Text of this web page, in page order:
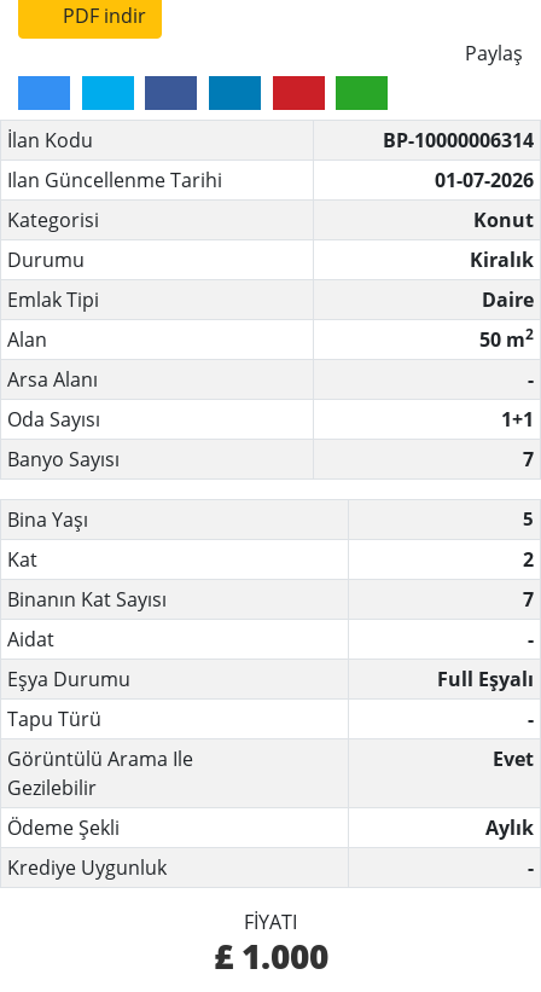
PDF indir
Paylaş
İlan Kodu
BP-10000006314
Ilan Güncellenme Tarihi
01-07-2026
Kategorisi
Konut
Durumu
Kiralık
Emlak Tipi
Daire
Alan
50 m2
Arsa Alanı
-
Oda Sayısı
1+1
Banyo Sayısı
7
Bina Yaşı 5
Kat
2
Binanın Kat Sayısı
7
Aidat
-
Eşya Durumu
Full Eşyalı
Tapu Türü
-
Görüntülü Arama Ile
Gezilebilir
Evet
Ödeme Şekli
Aylık
Krediye Uygunluk
-
FIYATI
£ 1.000